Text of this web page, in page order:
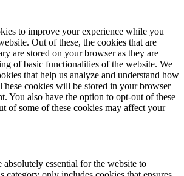
to improve your experience while you
Out of these, the cookies that are
are stored on your browser as they are
of basic functionalities of the website. We
that help us analyze and understand how
cookies will be stored in your browser
You also have the option to opt-out of these
of some of these cookies may affect your
absolutely essential for the website to